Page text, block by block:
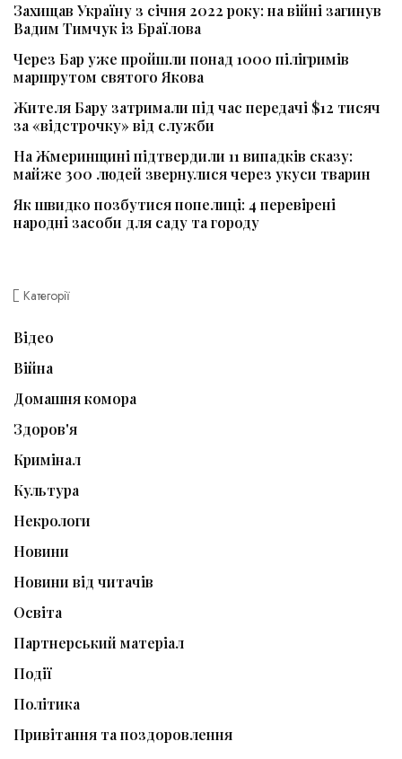
Захищав Україну з січня 2022 року: на війні загинув
Вадим Тимчук із Браїлова
Через Бар уже пройшли понад 1000 пілігримів
маршрутом святого Якова
Жителя Бару затримали під час передачі $12 тисяч
за «відстрочку» від служби
На Жмеринщині підтвердили 11 випадків сказу:
майже 300 людей звернулися через укуси тварин
Як швидко позбутися попелиці: 4 перевірені
народні засоби для саду та городу
Категорії
Відео
Війна
Домашня комора
Здоров'я
Кримінал
Культура
Некрологи
Новини
Новини від читачів
Освіта
Партнерський матеріал
Події
Політика
Привітання та поздоровлення